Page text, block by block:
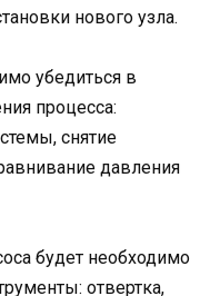
нового узла.
убедиться в
процесса:
снятие
давления
будет необходимо
отвертка,